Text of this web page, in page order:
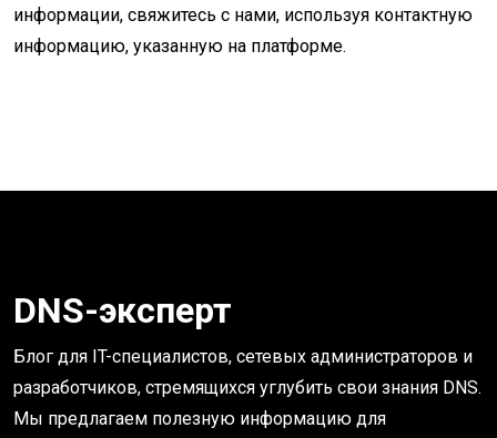
информации, свяжитесь с нами, используя контактную
информацию, указанную на платформе.
DNS-эксперт
Блог для IT-специалистов, сетевых администраторов и
разработчиков, стремящихся углубить свои знания DNS.
Мы предлагаем полезную информацию для